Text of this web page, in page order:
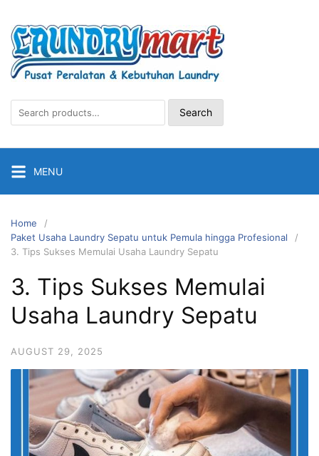
content
Search
for:
Search
MENU
Home
Paket Usaha Laundry Sepatu untuk Pemula hingga Profesional
3. Tips Sukses Memulai Usaha Laundry Sepatu
3. Tips Sukses Memulai
Usaha Laundry Sepatu
AUGUST 29, 2025